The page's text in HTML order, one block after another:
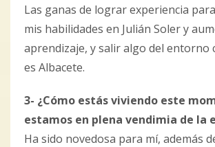
Las ganas de lograr experiencia
mis habilidades en Julián Soler y
aprendizaje, y salir algo del entorno
es Albacete.
3- ¿Cómo estás viviendo este
estamos en plena vendimia de la
Ha sido novedosa para mí, además